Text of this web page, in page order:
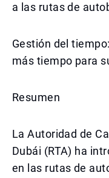
a las rutas de
Gestión del
más tiempo para
Resumen
La Autoridad de
Dubái (RTA) ha
en las rutas de